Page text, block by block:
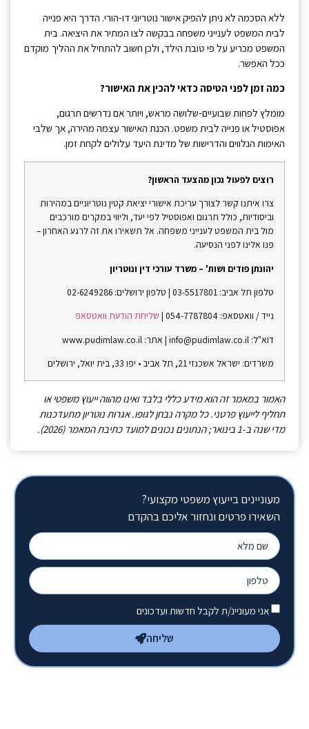
מעוניינים בייעוץ משפטי מקצועי?
השאירו פרטים ונחזור אליכם בהקדם
אני מעוניינ/ת לקבל חדשות ועדכונים
שליחה
ללא הסכמה לא ניתן להפיק אישור נוטריוני דו-הורי. הדרך היא פנייה
לבית המשפט לענייני משפחה בבקשה לצו המתיר את היציאה. בית
המשפט מכריע על פי טובת הילד, ולכן חשוב להתחיל את ההליך מוקדם
ככל האפשר.
כמה זמן לפני הטיסה כדאי להכין את האישור?
מומלץ לפחות שבועיים-שלושה מראש, ויותר אם נדרשים תרגום,
אפוסטיל או פנייה לבית משפט. הכנת האישור עצמה מהירה, אך שלבי
האימות הנלווים והדרישות של מדינת היעד עלולים לקחת זמן.
רוצים לפעול נכון מהצעד הראשון?
צרו איתנו קשר לצורך עריכת אישורי יציאת קטין נוטריוניים במהירות
וביסודיות, כולל תרגום ואפוסטיל לפי יעד, וליווי במקרים מורכבים
מול בית המשפט לענייני משפחה. אל תשאירו את זה לרגע האחרון –
פנו אלינו לפני הנסיעה.
יהונתן פודים ושות' – משרד עורכי דין ונוטריון
טלפון תל אביב: 03-5517801 | טלפון ירושלים: 02-6249286
נייד / וואטסאפ: 054-7787804 |
שליחת הודעת וואטסאפ
דוא"ל: info@pudimlaw.co.il | אתר: www.pudimlaw.co.il
משרדים: ישראל אשכנזי 21, תל אביב • יפו 33, בית יואל, ירושלים
האמור במאמר זה הוא מידע כללי בלבד ואינו מהווה ייעוץ משפטי או
תחליף לייעוץ פרטני. כל מקרה נבחן לגופו. אגרות נוטריון מתעדכנות
מדי שנה ב-1 בינואר; הנתונים נכונים למועד כתיבת המאמר (2026).